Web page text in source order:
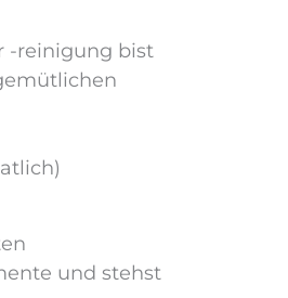
-reinigung bist
und stehst